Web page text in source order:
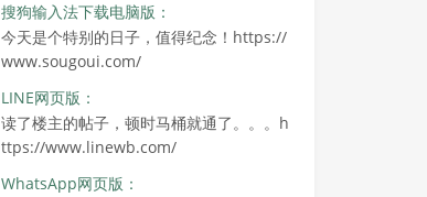
搜狗输入法下载电脑版：
今天是个特别的日子，值得纪念！https://
www.sougoui.com/
LINE网页版：
读了楼主的帖子，顿时马桶就通了。。。h
ttps://www.linewb.com/
WhatsApp网页版：